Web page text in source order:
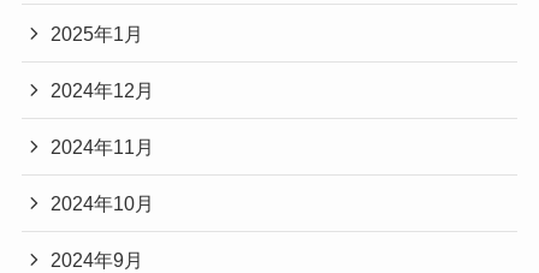
2025年1月
2024年12月
2024年11月
2024年10月
2024年9月